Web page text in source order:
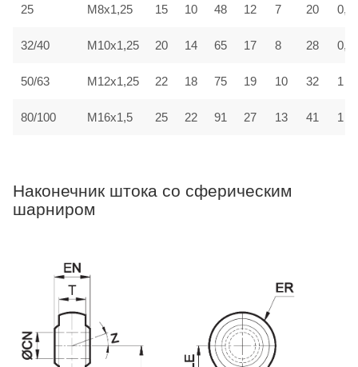
25 M8x1,25 15 10 48 12 7 20
32/40 M10x1,25 20 14 65 17 8 28
50/63 M12x1,25 22 18 75 19 10 32 1
80/100 M16x1,5 25 22 91 27 13 41 1
Наконечник штока со сферическим
шарниром